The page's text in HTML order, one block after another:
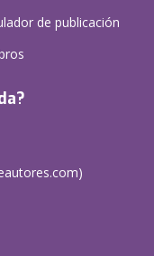
de publicación
)